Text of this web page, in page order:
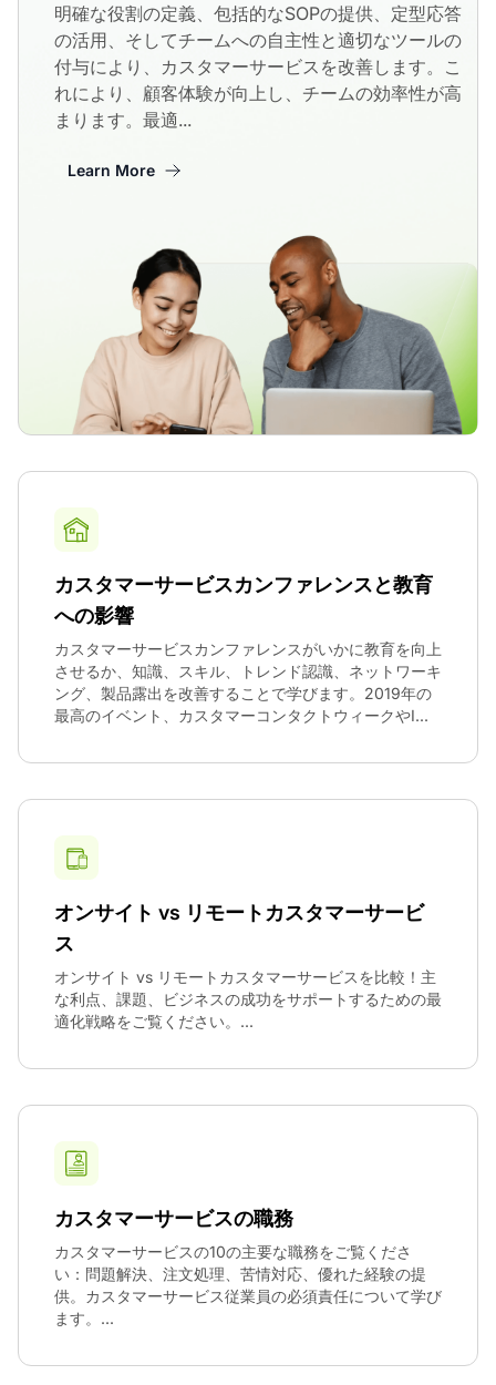
明確な役割の定義、包括的なSOPの提供、定型応答
の活用、そしてチームへの自主性と適切なツールの
付与により、カスタマーサービスを改善します。こ
れにより、顧客体験が向上し、チームの効率性が高
まります。最適...
Learn More
カスタマーサービスカンファレンスと教育
への影響
カスタマーサービスカンファレンスがいかに教育を向上
させるか、知識、スキル、トレンド認識、ネットワーキ
ング、製品露出を改善することで学びます。2019年の
最高のイベント、カスタマーコンタクトウィークやI...
オンサイト vs リモートカスタマーサービ
ス
オンサイト vs リモートカスタマーサービスを比較！主
な利点、課題、ビジネスの成功をサポートするための最
適化戦略をご覧ください。...
カスタマーサービスの職務
カスタマーサービスの10の主要な職務をご覧くださ
い：問題解決、注文処理、苦情対応、優れた経験の提
供。カスタマーサービス従業員の必須責任について学び
ます。...